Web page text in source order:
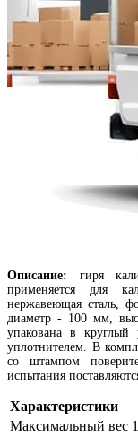
Описание: гиря
применяется для
нержавеющая сталь,
диаметр - 100 мм,
упакована в круглый
уплотнителем. В
со штампом
испытания
Характеристики
Максимальный вес